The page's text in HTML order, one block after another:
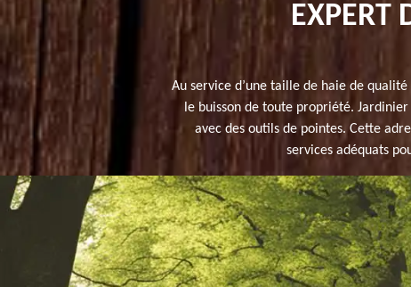
EXPERT
Au service d’une taille de haie de
le buisson de toute propriété.
avec des outils de pointes. Cette
services adéquats